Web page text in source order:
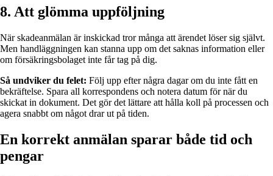
8. Att glömma uppföljning
När skadeanmälan är inskickad tror många att ärendet löser sig självt.
Men handläggningen kan stanna upp om det saknas information eller
om försäkringsbolaget inte får tag på dig.
Så undviker du felet: Följ upp efter några dagar om du inte fått en
bekräftelse. Spara all korrespondens och notera datum för när du
skickat in dokument. Det gör det lättare att hålla koll på processen och
agera snabbt om något drar ut på tiden.
En korrekt anmälan sparar både tid och
pengar